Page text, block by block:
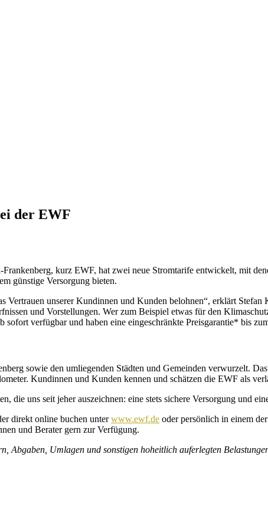
der EWF
kurz EWF, hat zwei neue Stromtarife entwickelt, mit
günstige Versorgung bieten.
Vertrauen unserer Kundinnen und Kunden belohnen“, erklärt
und Vorstellungen. Wer zum Beispiel etwas für den
sofort verfügbar und haben eine eingeschränkte Preisgarantie* bis
sowie den umliegenden Städten und Gemeinden verwurzelt.
Kundinnen und Kunden kennen und schätzen die EWF als
die uns seit jeher auszeichnen: eine stets sichere Versorgung und
direkt online buchen unterwww.ewf.de oder persönlich in einem
und Berater gern zur Verfügung.
Abgaben, Umlagen und sonstigen hoheitlich auferlegten